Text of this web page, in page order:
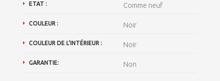
ETAT : Comme neuf
COULEUR : Noir
COULEUR DE L'INTÉRIEUR : Noir
GARANTIE: Non